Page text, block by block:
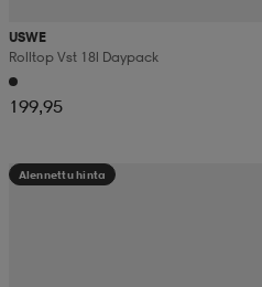
USWE
Rolltop Vst 18l Daypack
199,95
Alennettu hinta